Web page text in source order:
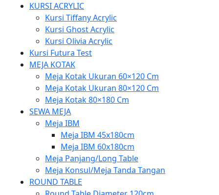
KURSI ACRYLIC
Kursi Tiffany Acrylic
Kursi Ghost Acrylic
Kursi Olivia Acrylic
Kursi Futura Test
MEJA KOTAK
Meja Kotak Ukuran 60×120 Cm
Meja Kotak Ukuran 80×120 Cm
Meja Kotak 80×180 Cm
SEWA MEJA
Meja IBM
Meja IBM 45x180cm
Meja IBM 60x180cm
Meja Panjang/Long Table
Meja Konsul/Meja Tanda Tangan
ROUND TABLE